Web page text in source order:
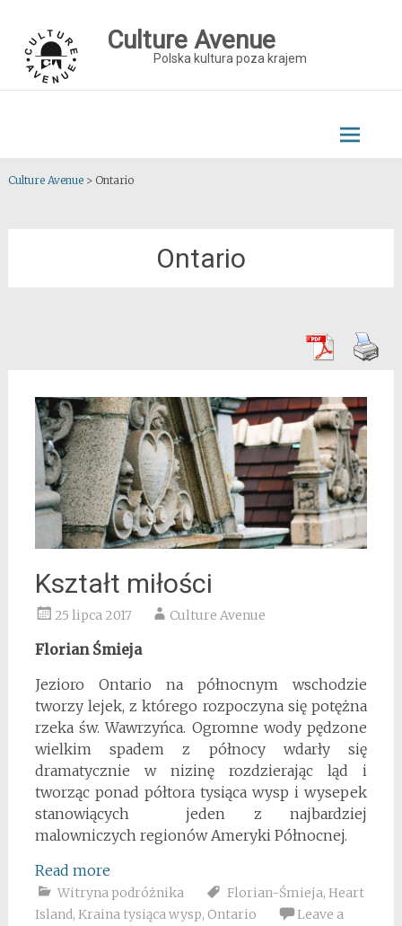
content
Culture Avenue
Polska kultura poza krajem
Culture Avenue> Ontario
Ontario
Kształt miłości
25 lipca 2017 Culture Avenue
Florian Śmieja
Jezioro Ontario na północnym wschodzie
tworzy lejek, z którego rozpoczyna się potężna
rzeka św. Wawrzyńca. Ogromne wody pędzone
wielkim spadem z północy wdarły się
dramatycznie w nizinę rozdzierając ląd i
tworząc ponad półtora tysiąca wysp i wysepek
stanowiących jeden z najbardziej
malowniczych regionów Ameryki Północnej.
Read more
Witryna podróżnika Florian-Śmieja, Heart
Island, Kraina tysiąca wysp, Ontario
Leave a